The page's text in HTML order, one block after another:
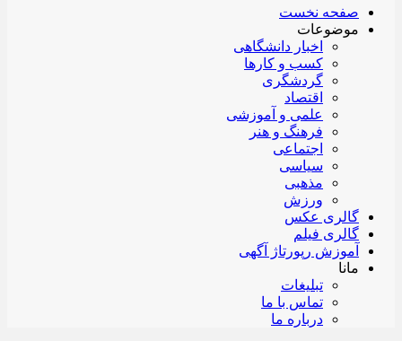
صفحه نخست
موضوعات
اخبار دانشگاهی
کسب و کارها
گردشگری
اقتصاد
علمی و آموزشی
فرهنگ و هنر
اجتماعی
سیاسی
مذهبی
ورزش
گالری عکس
گالری فیلم
آموزش رپورتاژ آگهی
مانا
تبلیغات
تماس با ما
درباره ما